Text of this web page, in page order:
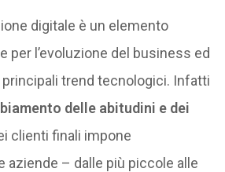
digitale è un elemento
per l’evoluzione del business ed
principali trend tecnologici. Infatti
delle abitudini e dei
clienti finali impone
aziende – dalle più piccole alle